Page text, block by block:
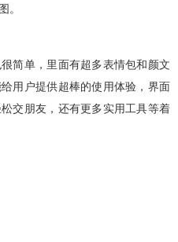
。
简单，里面有超多表情包和颜文
用户提供超棒的使用体验，界面
交朋友，还有更多实用工具等着